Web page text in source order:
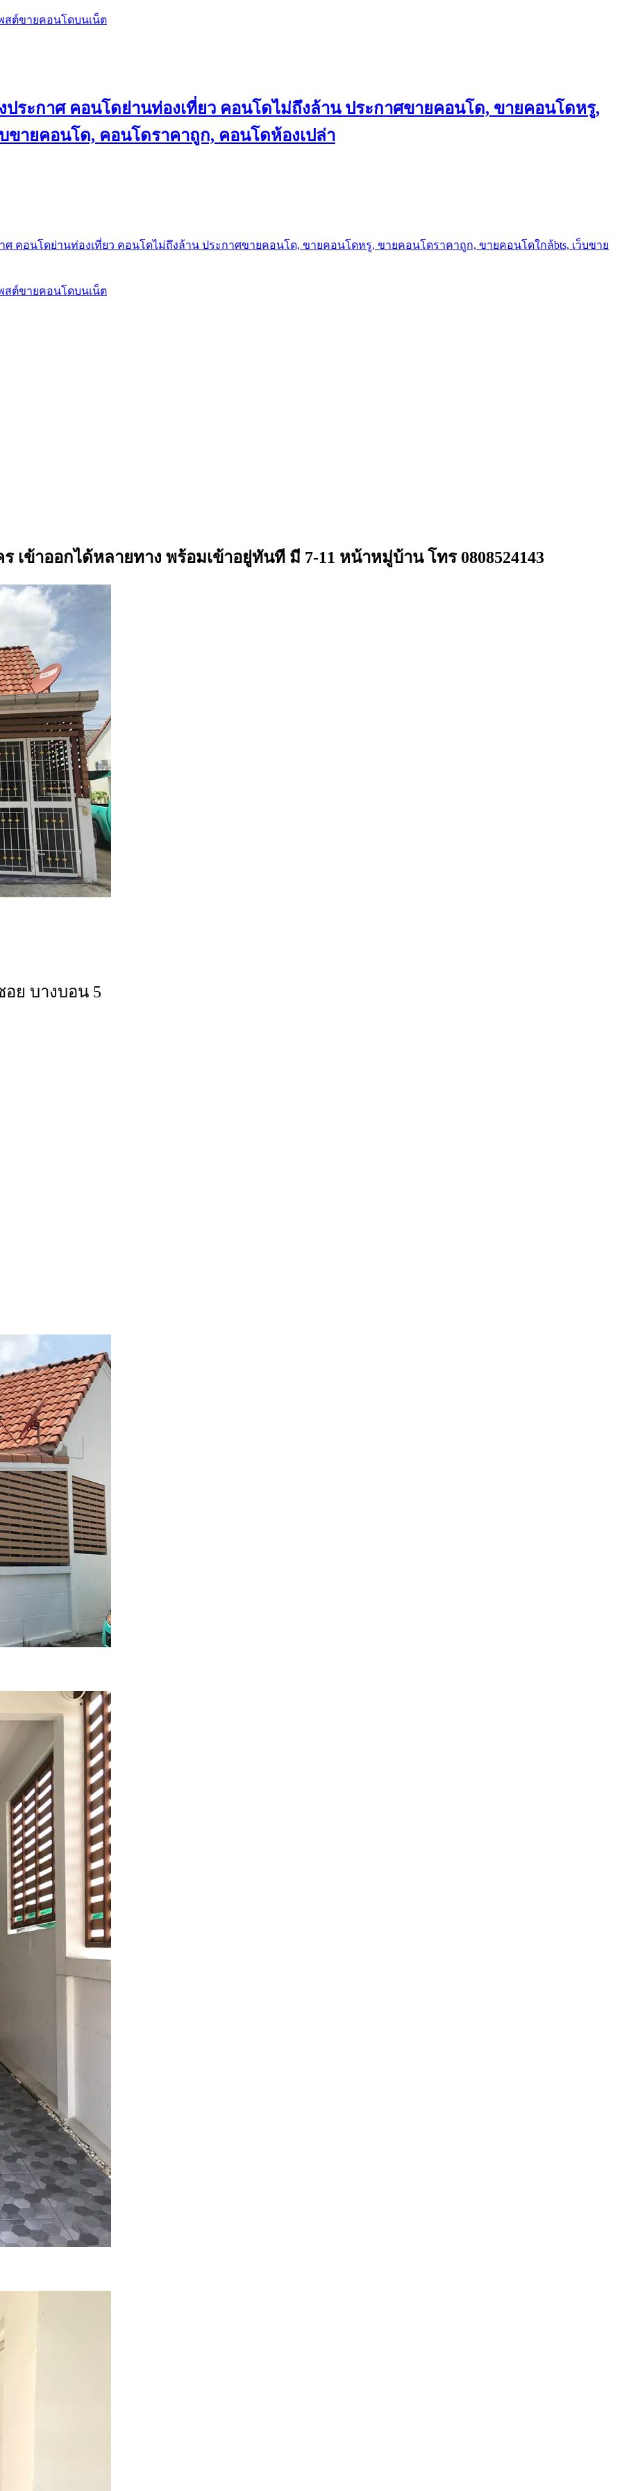
สต์ขายคอนโดบนเน็ต
ประกาศ คอนโดย่านท่องเที่ยว คอนโดไม่ถึงล้าน ประกาศขายคอนโด, ขายคอนโดหรู,
ขายคอนโด, คอนโดราคาถูก, คอนโดห้องเปล่า
ศ คอนโดย่านท่องเที่ยว คอนโดไม่ถึงล้าน ประกาศขายคอนโด, ขายคอนโดหรู, ขายคอนโดราคาถูก, ขายคอนโดใกล้bts, เว็บขาย
สต์ขายคอนโดบนเน็ต
เข้าออกได้หลายทาง พร้อมเข้าอยู่ทันที มี 7-11 หน้าหมู่บ้าน โทร 0808524143
ย บางบอน 5